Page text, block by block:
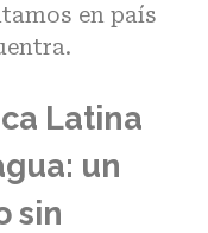
en país
Latina
un
sin